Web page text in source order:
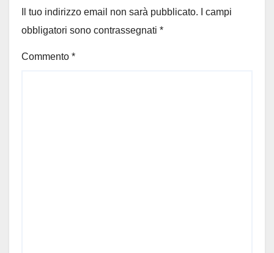
Il tuo indirizzo email non sarà pubblicato.
I campi
obbligatori sono contrassegnati *
Commento *